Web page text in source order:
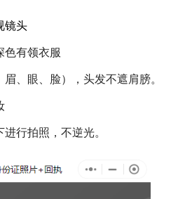
镜头
色有领衣服
、眼、脸），头发不遮肩膀。
行拍照，不逆光。